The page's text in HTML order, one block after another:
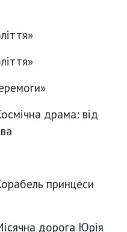
драма: від
принцеси
дорога Юрія